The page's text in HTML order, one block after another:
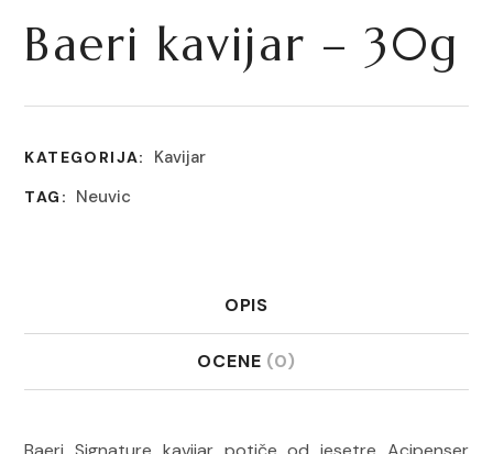
Baeri kavijar – 30g
KATEGORIJA: Kavijar
TAG: Neuvic
OPIS
OCENE (0)